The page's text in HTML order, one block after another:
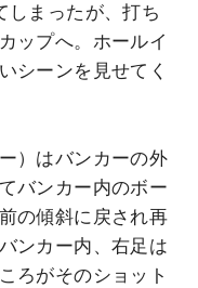
しまったが、打ち
ップへ。ホールイ
シーンを見せてく
）はバンカーの外
バンカー内のボー
の傾斜に戻され再
ンカー内、右足は
ろがそのショット